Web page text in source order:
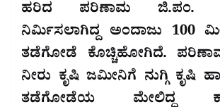
ಹರಿದ ಪರಿಣಾಮ ಜಿ.ಪಂ.
ನಿರ್ಮಿಸಲಾಗಿದ್ದ ಅಂದಾಜು 100
ತಡೆಗೋಡೆ ಕೊಚ್ಚಿಹೋಗಿದೆ.
ನೀರು ಕೃಷಿ ಜಮೀನಿಗೆ ನುಗ್ಗಿ ಕೃಷಿ
ತಡೆಗೋಡೆಯ ಮೇಲಿದ್ದ